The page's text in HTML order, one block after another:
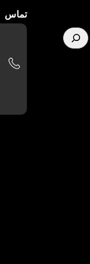
تماس